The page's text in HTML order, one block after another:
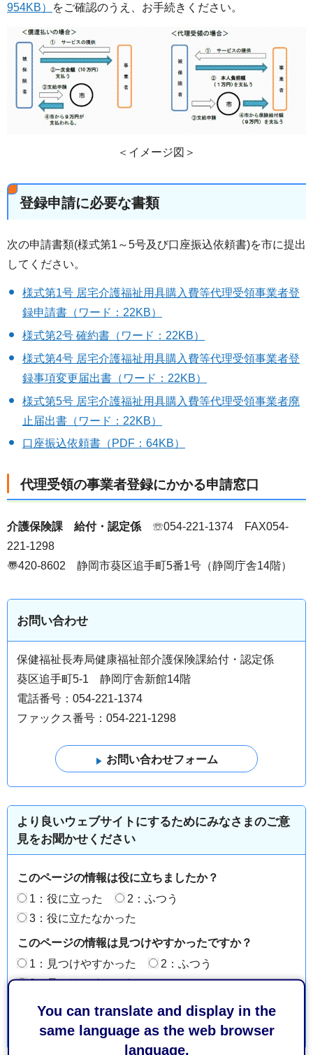
You can translate and display in the
same language as the web browser
language.
954KB）
をご確認のうえ、お手続きください。
＜イメージ図＞
登録申請に必要な書類
次の申請書類(様式第1～5号及び口座振込依頼書)を市に提出
してください。
様式第1号 居宅介護福祉用具購入費等代理受領事業者登
録申請書（ワード：22KB）
様式第2号 確約書（ワード：22KB）
様式第4号 居宅介護福祉用具購入費等代理受領事業者登
録事項変更届出書（ワード：22KB）
様式第5号 居宅介護福祉用具購入費等代理受領事業者廃
止届出書（ワード：22KB）
口座振込依頼書（PDF：64KB）
代理受領の事業者登録にかかる申請窓口
介護保険課 給付・認定係 ☏054-221-1374 FAX054-
221-1298
〠420-8602 静岡市葵区追手町5番1号（静岡庁舎14階）
お問い合わせ
保健福祉長寿局健康福祉部介護保険課給付・認定係
葵区追手町5-1 静岡庁舎新館14階
電話番号：054-221-1374
ファックス番号：054-221-1298
より良いウェブサイトにするためにみなさまのご意
見をお聞かせください
このページの情報は役に立ちましたか？
1：役に立った
2：ふつう
3：役に立たなかった
このページの情報は見つけやすかったですか？
1：見つけやすかった
2：ふつう
3：見つけにくかった